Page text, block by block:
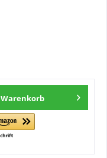
Warenkorb